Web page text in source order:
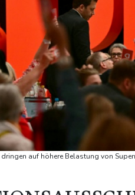
auf höhere Belastung von